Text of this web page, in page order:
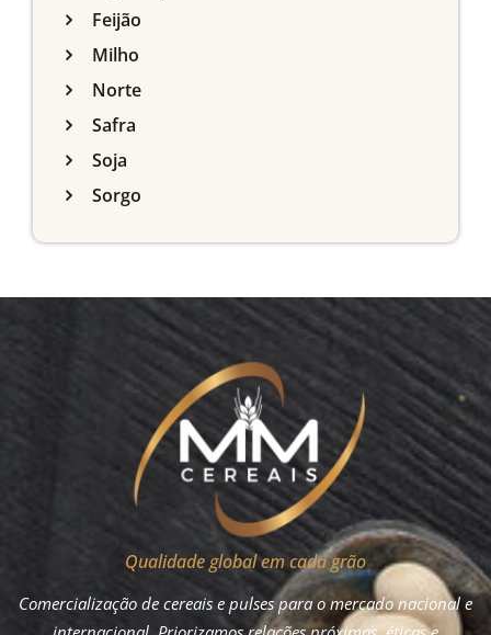
Feijão
Milho
Norte
Safra
Soja
Sorgo
Qualidade global em cada grão
Comercialização de cereais e pulses para o mercado nacional e